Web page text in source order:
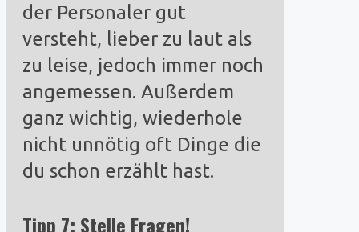
der Personaler gut
versteht, lieber zu laut als
zu leise, jedoch immer noch
angemessen. Außerdem
ganz wichtig, wiederhole
nicht unnötig oft Dinge die
du schon erzählt hast.
Tipp 7: Stelle Fragen!